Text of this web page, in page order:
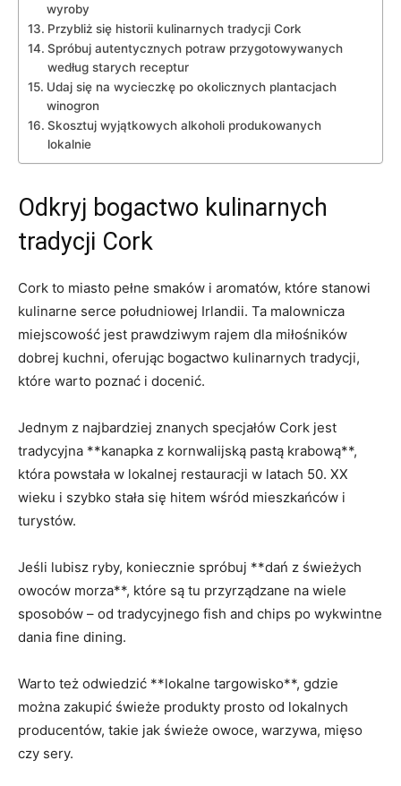
wyroby
Przybliż się historii kulinarnych ​tradycji Cork
Spróbuj autentycznych potraw ⁤przygotowywanych
według⁣ starych receptur
Udaj⁢ się na wycieczkę po okolicznych plantacjach
winogron
Skosztuj wyjątkowych alkoholi produkowanych
lokalnie
Odkryj bogactwo ⁣kulinarnych
tradycji Cork
Cork to miasto pełne smaków i⁤ aromatów, ⁢które stanowi
⁤kulinarne serce południowej Irlandii. Ta malownicza⁤
miejscowość jest prawdziwym rajem dla miłośników
dobrej kuchni, oferując bogactwo kulinarnych tradycji,
które warto poznać i docenić.
Jednym z najbardziej znanych specjałów Cork jest
tradycyjna **kanapka z kornwalijską⁣ pastą krabową**,
która powstała w lokalnej restauracji ⁣w​ latach 50. XX
wieku i szybko​ stała się hitem wśród ⁣mieszkańców ⁢i
turystów.
Jeśli lubisz ryby, koniecznie spróbuj **dań z‌ świeżych
owoców morza**,​ które są tu przyrządzane na wiele
sposobów –⁢ od tradycyjnego fish and chips⁢ po wykwintne
dania ⁢fine‌ dining.
Warto też odwiedzić⁤ **lokalne targowisko**, gdzie
‌można zakupić świeże produkty prosto od lokalnych
producentów, takie jak świeże owoce, warzywa, mięso
czy sery.